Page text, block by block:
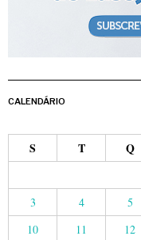
CALENDÁRIO
S T Q
3
4 5
10
11 12